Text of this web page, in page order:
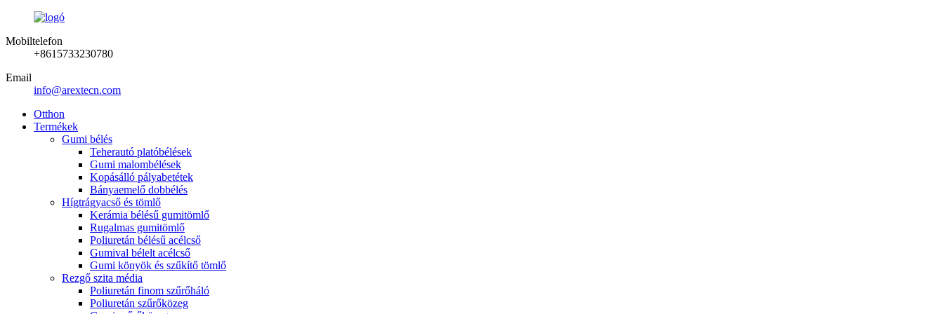
Mobiltelefon
+8615733230780
Email
info@arextecn.com
Otthon
Termékek
Gumi bélés
Teherautó platóbélések
Gumi malombélések
Kopásálló pályabetétek
Bányaemelő dobbélés
Hígtrágyacső és tömlő
Kerámia bélésű gumitömlő
Rugalmas gumitömlő
Poliuretán bélésű acélcső
Gumival bélelt acélcső
Gumi könyök és szűkítő tömlő
Rezgő szita média
Poliuretán finom szűrőháló
Poliuretán szűrőközeg